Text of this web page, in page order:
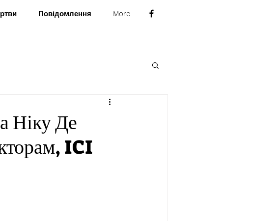
Повідомлення More
Ніку Де
ICI